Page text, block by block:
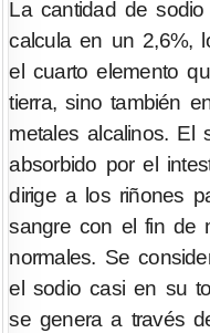
La cantidad de
calcula en un 2,6%,
el cuarto elemento
tierra, sino también
metales alcalinos. El
absorbido por el
dirige a los riñones
sangre con el fin de
normales. Se
el sodio casi en su
se genera a través